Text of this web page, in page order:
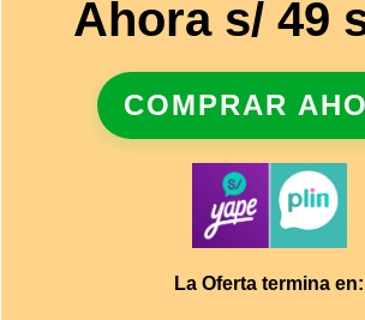
Ahora s/ 49
COMPRAR
La Oferta termina en: